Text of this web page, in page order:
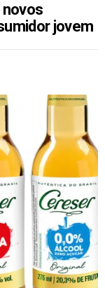
novos
jovem